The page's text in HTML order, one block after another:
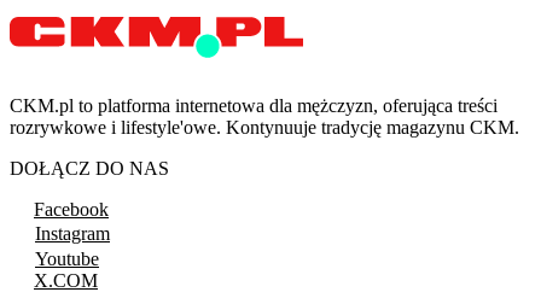
CKM.pl to platforma internetowa dla mężczyzn, oferująca treści
rozrywkowe i lifestyle'owe. Kontynuuje tradycję magazynu CKM.
DOŁĄCZ DO NAS
Facebook
Instagram
Youtube
X.COM